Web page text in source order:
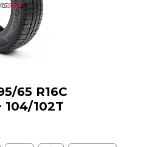
65 R16C
104/102T